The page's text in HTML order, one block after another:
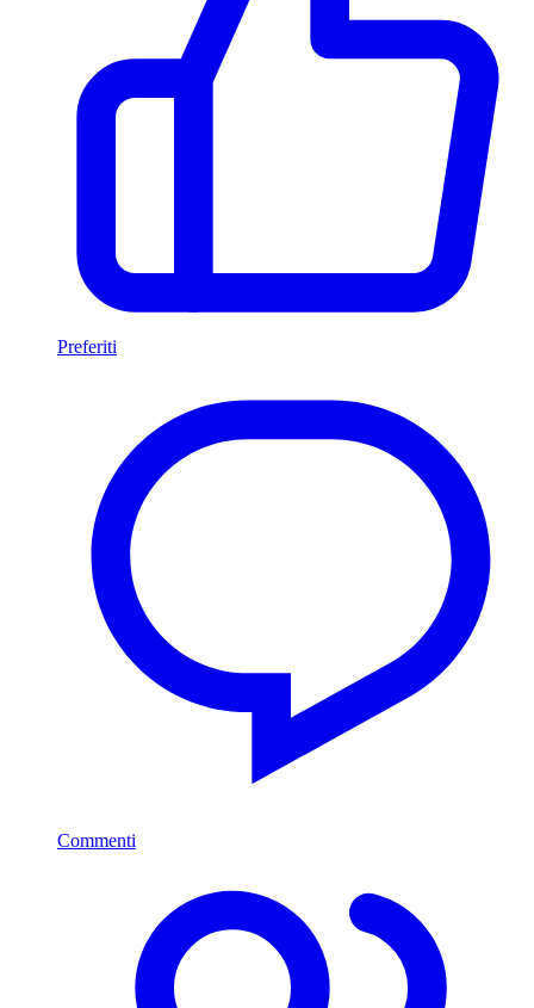
Preferiti
Commenti